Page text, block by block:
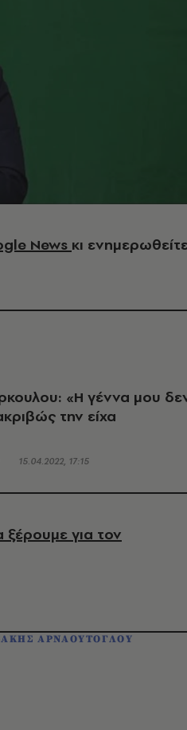
News κι
«Η γέννα μου
την είχα
15.04.2022, 17:15
για τον
ΑΡΝΑΟΥΤΟΓΛΟΥ